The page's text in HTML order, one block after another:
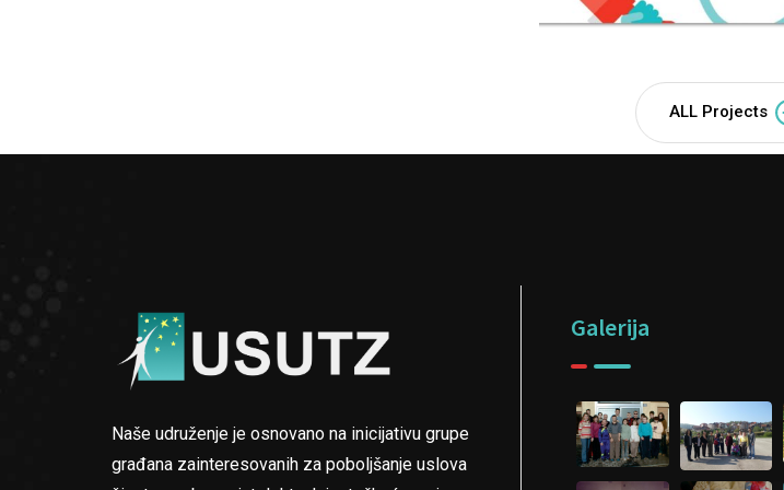
ALL Projects
Naše udruženje je osnovano na inicijativu grupe
građana zainteresovanih za poboljšanje uslova
Galerija